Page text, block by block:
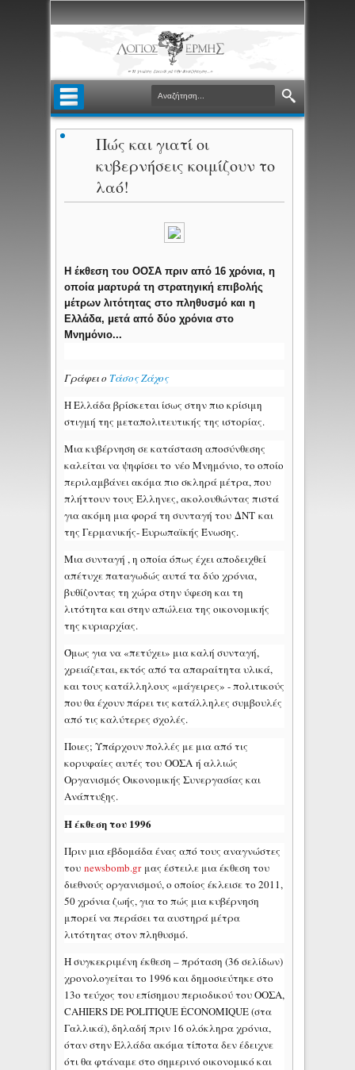
Πώς και γιατί οι
κυβερνήσεις κοιμίζουν το
λαό!
Η έκθεση του ΟΟΣΑ πριν από 16 χρόνια, η
οποία μαρτυρά τη στρατηγική επιβολής
μέτρων λιτότητας στο πληθυσμό και η
Ελλάδα, μετά από δύο χρόνια στο
Μνημόνιο...
Γράφει ο Τάσος Ζάχος
Η Ελλάδα βρίσκεται ίσως στην πιο κρίσιμη
στιγμή της μεταπολιτευτικής της ιστορίας.
Μια κυβέρνηση σε κατάσταση αποσύνθεσης
καλείται να ψηφίσει το νέο Μνημόνιο, το οποίο
περιλαμβάνει ακόμα πιο σκληρά μέτρα, που
πλήττουν τους Έλληνες, ακολουθώντας πιστά
για ακόμη μια φορά τη συνταγή του ΔΝΤ και
της Γερμανικής- Ευρωπαϊκής Ένωσης.
Μια συνταγή , η οποία όπως έχει αποδειχθεί
απέτυχε παταγωδώς αυτά τα δύο χρόνια,
βυθίζοντας τη χώρα στην ύφεση και τη
λιτότητα και στην απώλεια της οικονομικής
της κυριαρχίας.
Όμως για να «πετύχει» μια καλή συνταγή,
χρειάζεται, εκτός από τα απαραίτητα υλικά,
και τους κατάλληλους «μάγειρες» - πολιτικούς
που θα έχουν πάρει τις κατάλληλες συμβουλές
από τις καλύτερες σχολές.
Ποιες; Υπάρχουν πολλές με μια από τις
κορυφαίες αυτές του ΟΟΣΑ ή αλλιώς
Οργανισμός Οικονομικής Συνεργασίας και
Ανάπτυξης.
Η έκθεση του 1996
Πριν μια εβδομάδα ένας από τους αναγνώστες
του newsbomb.grμας έστειλε μια έκθεση του
διεθνούς οργανισμού, o οποίος έκλεισε το 2011,
50 χρόνια ζωής, για το πώς μια κυβέρνηση
μπορεί να περάσει τα αυστηρά μέτρα
λιτότητας στον πληθυσμό.
Η συγκεκριμένη έκθεση – πρόταση (36 σελίδων)
χρονολογείται το 1996 και δημοσιεύτηκε στο
13ο τεύχος του επίσημου περιοδικού του ΟΟΣΑ,
CAHIERS DE POLITIQUE ÉCONOMIQUE (στα
Γαλλικά), δηλαδή πριν 16 ολόκληρα χρόνια,
όταν στην Ελλάδα ακόμα τίποτα δεν έδειχνε
ότι θα φτάναμε στο σημερινό οικονομικό και